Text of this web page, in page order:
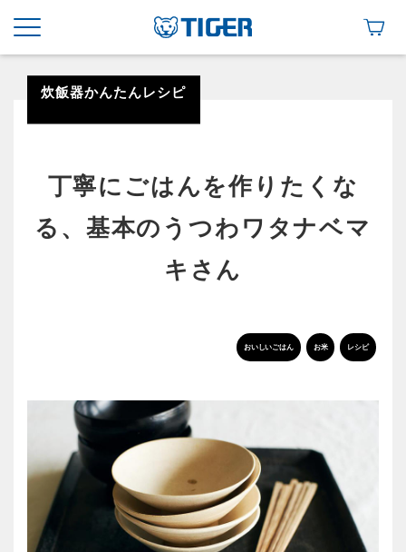
炊飯器かんたんレシピ
丁寧にごはんを作りたくな
る、基本のうつわワタナベマ
キさん
おいしいごはん お米 レシピ